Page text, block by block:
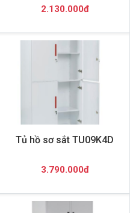
2.130.000đ
Tủ hồ sơ sắt TU09K4D
3.790.000đ